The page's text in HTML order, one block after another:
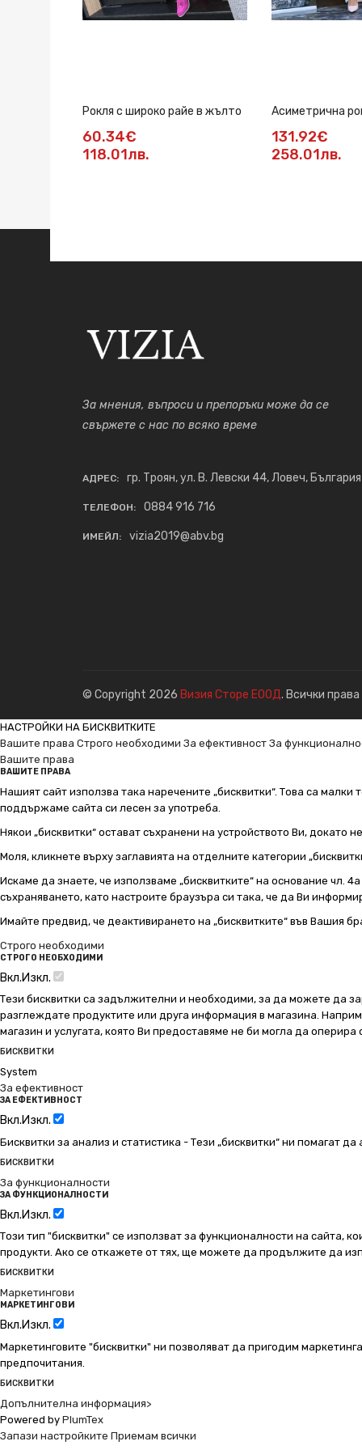
Рокля с широко райе в жълто
60.34€
118.01лв.
Асиметрична
131.92€
258.01лв.
За мнения, въпроси и препоръки може да се
свържете с нас по всяко време
АДРЕС: гр. Троян, ул. В. Левски 44, Ловеч, България
ТЕЛЕФОН: 0884 916 716
ИМЕЙЛ: vizia2019@abv.bg
© Copyright 2026 Визия Сторе ЕООД. Всички
НАСТРОЙКИ НА БИСКВИТКИТЕ
Вашите права Строго необходими За ефективност За
Вашите права
ВАШИТЕ ПРАВА
Нашият сайт използва така наречените „бисквитки“. Това са
поддържаме сайта си лесен за употреба.
Някои „бисквитки“ остават съхранени на устройството Ви,
Моля, кликнете върху заглавията на отделните категории
Искаме да знаете, че използваме „бисквитките“ на основание чл.
съхраняването, като настроите браузъра си така, че да Ви
Имайте предвид, че деактивирането на „бисквитките“ във Вашия
Строго необходими
СТРОГО НЕОБХОДИМИ
Вкл.Изкл.
Тези бисквитки са задължителни и необходими, за да можете да
разглеждате продуктите или друга информация в магазина.
магазин и услугата, която Ви предоставяме не би могла да
БИСКВИТКИ
System
За ефективност
ЗА ЕФЕКТИВНОСТ
Вкл.Изкл.
Бисквитки за анализ и статистика - Тези „бисквитки“ ни помагат
БИСКВИТКИ
За функционалности
ЗА ФУНКЦИОНАЛНОСТИ
Вкл.Изкл.
Този тип "бисквитки" се използват за функционалности на сайта,
продукти. Ако се откажете от тях, ще можете да продължите да
БИСКВИТКИ
Маркетингови
МАРКЕТИНГОВИ
Вкл.Изкл.
Маркетинговите "бисквитки" ни позволяват да пригодим
предпочитания.
БИСКВИТКИ
Допълнителна информация>
Powered by PlumTex
Запази настройките Приемам всички